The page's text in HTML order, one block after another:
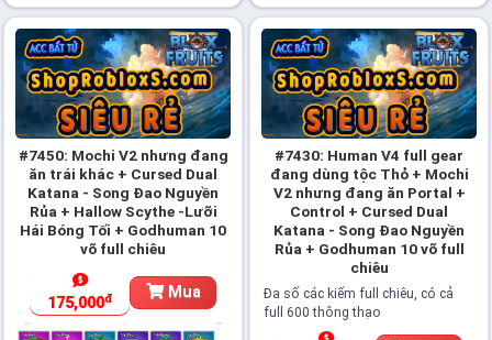
#7450: Mochi V2 nhưng đang
ăn trái khác + Cursed Dual
Katana - Song Đao Nguyền
Rủa + Hallow Scythe -Lưỡi
Hái Bóng Tối + Godhuman 10
võ full chiêu
175,000đ Mua
#7430: Human V4 full gear
đang dùng tộc Thỏ + Mochi
V2 nhưng đang ăn Portal +
Control + Cursed Dual
Katana - Song Đao Nguyền
Rủa + Godhuman 10 võ full
chiêu
Đa số các kiếm full chiêu, có cả
full 600 thông thạo